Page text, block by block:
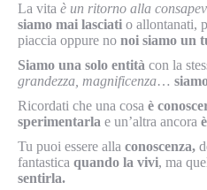
La vita è un ritorno alla
siamo mai lasciati o allontanati,
piaccia oppure no noi siamo un
Siamo una solo entità con la
grandezza, magnificenza…
Ricordati che una cosa è
sperimentarla e un’altra ancora
Tu puoi essere alla conoscenza,
fantastica quando la vivi, ma
sentirla.